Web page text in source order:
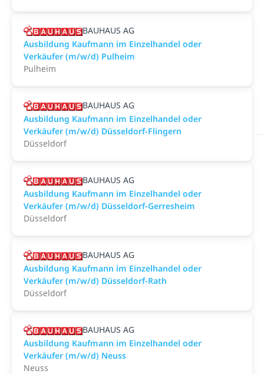
BAUHAUS AG
Ausbildung Kaufmann im Einzelhandel oder
Verkäufer (m/w/d) Pulheim
Pulheim
BAUHAUS AG
Ausbildung Kaufmann im Einzelhandel oder
Verkäufer (m/w/d) Düsseldorf-Flingern
Düsseldorf
BAUHAUS AG
Ausbildung Kaufmann im Einzelhandel oder
Verkäufer (m/w/d) Düsseldorf-Gerresheim
Düsseldorf
BAUHAUS AG
Ausbildung Kaufmann im Einzelhandel oder
Verkäufer (m/w/d) Düsseldorf-Rath
Düsseldorf
BAUHAUS AG
Ausbildung Kaufmann im Einzelhandel oder
Verkäufer (m/w/d) Neuss
Neuss